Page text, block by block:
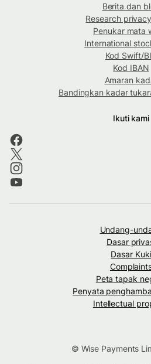
Berita dan
Research
Penukar mata
International
Kod Swift/
Kod IBAN
Amaran
Bandingkan kadar
Ikuti kami
Undang-
Dasar
Dasar Kuki
Peta tapak
Penyata
Intellectual
© Wise Payments